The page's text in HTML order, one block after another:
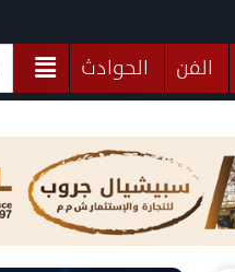
الفن
الحوادث
منوعات